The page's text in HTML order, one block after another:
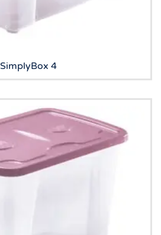
SimplyBox 4